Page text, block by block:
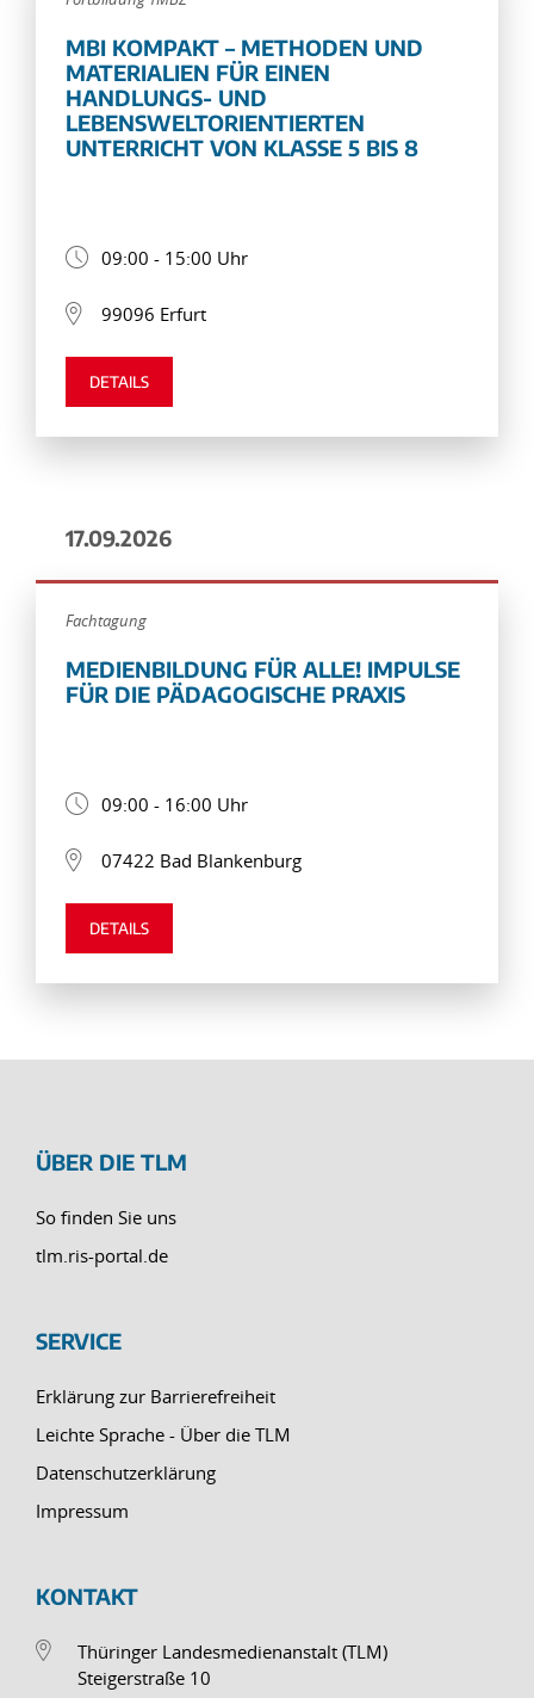
MBI KOMPAKT – METHODEN UND
MATERIALIEN FÜR EINEN
HANDLUNGS- UND
LEBENSWELTORIENTIERTEN
UNTERRICHT VON KLASSE 5 BIS 8
09:00 - 15:00 Uhr
99096 Erfurt
DETAILS
17.09.2026
Fachtagung
MEDIENBILDUNG FÜR ALLE! IMPULSE
FÜR DIE PÄDAGOGISCHE PRAXIS
09:00 - 16:00 Uhr
07422 Bad Blankenburg
DETAILS
ÜBER DIE TLM
So finden Sie uns
tlm.ris-portal.de
SERVICE
Erklärung zur Barrierefreiheit
Leichte Sprache - Über die TLM
Datenschutzerklärung
Impressum
KONTAKT
Thüringer Landesmedienanstalt (TLM)
Steigerstraße 10